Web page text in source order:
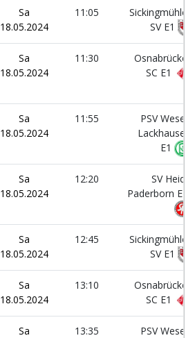
Sa
18.05.2024
11:05
Sickingmühler
SV E1
Sa
18.05.2024
11:30
Osnabrücker
SC E1
Sa
18.05.2024
11:55
PSV Wesel-
Lackhausen
E1
Sa
18.05.2024
12:20
SV Heide
Paderborn E1
Sa
18.05.2024
12:45
Sickingmühler
SV E1
Sa
18.05.2024
13:10
Osnabrücker
SC E1
Sa
13:35
PSV Wesel-